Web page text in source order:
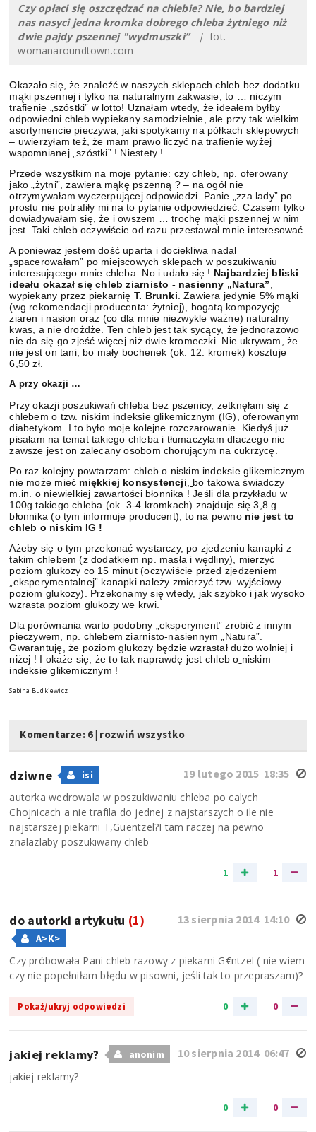
Czy opłaci się oszczędzać na chlebie? Nie, bo bardziej
nas nasyci jedna kromka dobrego chleba żytniego niż
dwie pajdy pszennej "wydmuszki”| fot.
womanaroundtown.com
Okazało się, że znaleźć w naszych sklepach chleb bez dodatku
mąki pszennej i tylko na naturalnym zakwasie, to … niczym
trafienie „szóstki” w lotto! Uznałam wtedy, że ideałem byłby
odpowiedni chleb wypiekany samodzielnie, ale przy tak wielkim
asortymencie pieczywa, jaki spotykamy na półkach sklepowych
– uwierzyłam też, że mam prawo liczyć na trafienie wyżej
wspomnianej „szóstki” ! Niestety !
Przede wszystkim na moje pytanie: czy chleb, np. oferowany
jako „żytni”, zawiera mąkę pszenną ? – na ogół nie
otrzymywałam wyczerpującej odpowiedzi. Panie „zza lady” po
prostu nie potrafiły mi na to pytanie odpowiedzieć. Czasem tylko
dowiadywałam się, że i owszem … trochę mąki pszennej w nim
jest. Taki chleb oczywiście od razu przestawał mnie interesować.
A ponieważ jestem dość uparta i dociekliwa nadal
„spacerowałam” po miejscowych sklepach w poszukiwaniu
interesującego mnie chleba. No i udało się ! Najbardziej bliski
ideału okazał się chleb ziarnisto - nasienny „Natura”
wypiekany przez piekarnię T. Brunki . Zawiera jedynie 5% mąki
(wg rekomendacji producenta: żytniej), bogatą kompozycję
ziaren i nasion oraz (co dla mnie niezwykle ważne) naturalny
kwas, a nie drożdże. Ten chleb jest tak sycący, że jednorazowo
nie da się go zjeść więcej niż dwie kromeczki. Nie ukrywam, że
nie jest on tani, bo mały bochenek (ok. 12. kromek) kosztuje
6,50 zł.
A przy okazji …
Przy okazji poszukiwań chleba bez pszenicy, zetknęłam się z
chlebem o tzw. niskim indeksie glikemicznym (IG), oferowanym
diabetykom. I to było moje kolejne rozczarowanie. Kiedyś już
pisałam na temat takiego chleba i tłumaczyłam dlaczego nie
zawsze jest on zalecany osobom chorującym na cukrzycę.
Po raz kolejny powtarzam: chleb o niskim indeksie glikemicznym
nie może mieć miękkiej konsystencji
bo takowa świadczy
m.in. o niewielkiej zawartości błonnika ! Jeśli dla przykładu w
100g takiego chleba (ok. 3-4 kromkach) znajduje się 3,8 g
błonnika (o tym informuje producent), to na pewno nie jest to
chleb o niskim IG !
Ażeby się o tym przekonać wystarczy, po zjedzeniu kanapki z
takim chlebem (z dodatkiem np. masła i wędliny), mierzyć
poziom glukozy co 15 minut (oczywiście przed zjedzeniem
„eksperymentalnej” kanapki należy zmierzyć tzw. wyjściowy
poziom glukozy). Przekonamy się wtedy, jak szybko i jak wysoko
wzrasta poziom glukozy we krwi.
Dla porównania warto podobny „eksperyment” zrobić z innym
pieczywem, np. chlebem ziarnisto-nasiennym „Natura”.
Gwarantuję, że poziom glukozy będzie wzrastał dużo wolniej i
niżej ! I okaże się, że to tak naprawdę jest chleb o niskim
indeksie glikemicznym !
Sabina Budkiewicz
Komentarze: 6| rozwiń wszystko
19 lutego 2015 18:35
dziwne isi
autorka wedrowala w poszukiwaniu chleba po calych
Chojnicach a nie trafila do jednej z najstarszych o ile nie
najstarszej piekarni T,Guentzel?I tam raczej na pewno
znalazlaby poszukiwany chleb
1 1
13 sierpnia 2014 14:10
do autorki artykułu (1)
A>K>
Czy próbowała Pani chleb razowy z piekarni G€ntzel ( nie wiem
czy nie popełniłam błędu w pisowni, jeśli tak to przepraszam)?
0 0
Pokaż/ukryj odpowiedzi
10 sierpnia 2014 06:47
jakiej reklamy? anonim
jakiej reklamy?
0 0